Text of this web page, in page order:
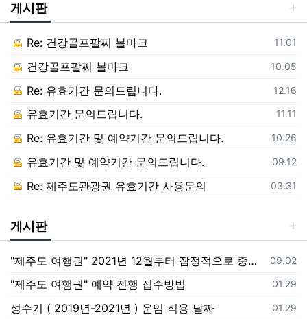
게시판
등록일
11.01
Re: 건강골프팔찌 볼마크
등록일
10.05
건강골프팔찌 볼마크
등록일
12.16
Re: 유효기간 문의드립니다.
등록일
11.11
유효기간 문의드립니다.
등록일
10.26
Re: 유효기간 및 예약기간 문의드립니다.
등록일
09.12
유효기간 및 예약기간 문의드립니다.
등록일
03.31
Re: 제주도관광권 유효기간 사용문의
게시판
등록일
09.02
"제주도 여행권" 2021년 12월부터 잠정적으로 중단합니다.
등록일
01.29
"제주도 여행권​" 예약 진행 접수방법​
등록일
01.29
성수기 ( 2019년-2021년 ) 운임 적용 날짜